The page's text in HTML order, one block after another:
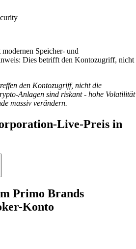
Speicher- und
Dies betrifft den Kontozugriff, nicht
den Kontozugriff, nicht die
Anlagen sind riskant - hohe Volatilität
massiv verändern.
Live-Preis in
Primo Brands
Konto